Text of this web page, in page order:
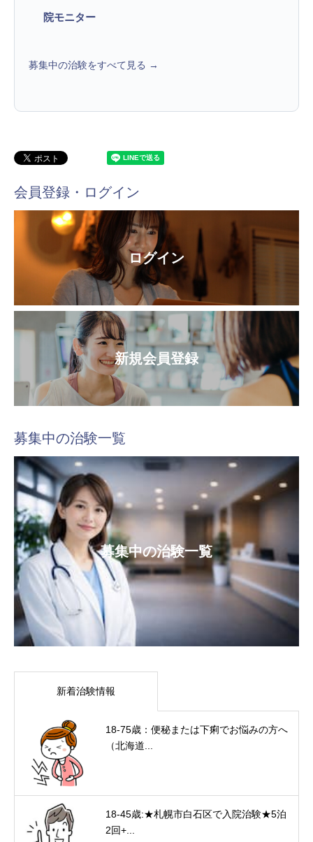
院モニター
募集中の治験をすべて見る →
会員登録・ログイン
ログイン
新規会員登録
募集中の治験一覧
募集中の治験一覧
新着治験情報
18-75歳：便秘または下痢でお悩みの方へ
（北海道...
18-45歳:★札幌市白石区で入院治験★5泊
2回+...